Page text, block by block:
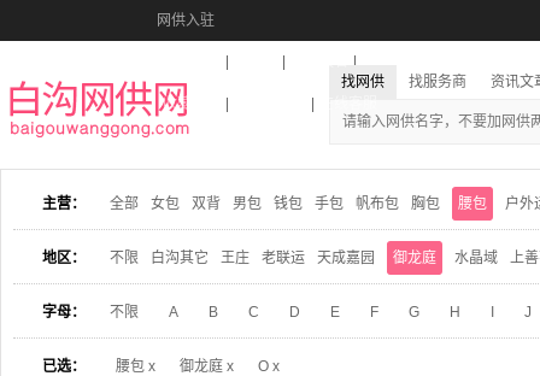
网供入驻
收藏本站
找网供 找服务商 资讯文
主营： 全部 女包 双背 男包 钱包 手包 帆布包 胸包 腰包 户外
地区： 不限 白沟其它 王庄 老联运 天成嘉园 御龙庭 水晶域 上
字母： 不限 A B C D E F G H J
已选： 腰包 x 御龙庭 x O x